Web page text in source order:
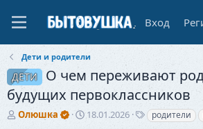
Вход
Дети и родители
ДЕТИ
О чем переживают
будущих первоклассников
А
Олюшка
Д
18.01.2026
Тродители